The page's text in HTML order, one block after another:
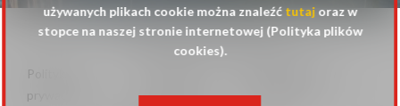
© 2025 Urząd Gminy Raszyn
Stopka
Polityka
prywatności
strony
cookies
używanych plikach cookie można znaleźć tutajoraz w
stopce na naszej stronie internetowej (Polityka plików
cookies).